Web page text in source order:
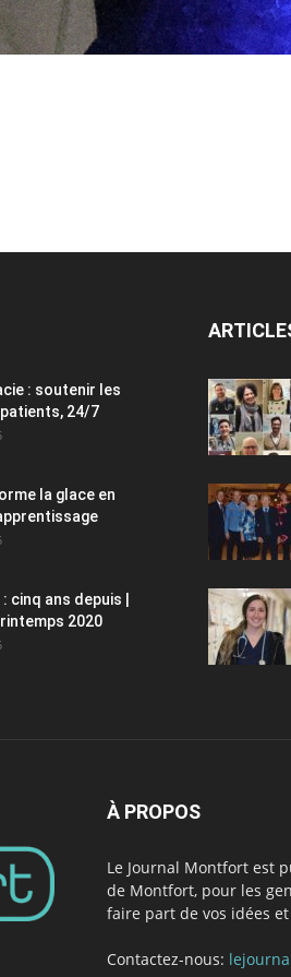
: soutenir les
24/7
la glace en
cinq ans depuis |
2020
À PROPOS
Le Journal Montfort est
de Montfort, pour les
faire part de vos idées
Contactez-nous: